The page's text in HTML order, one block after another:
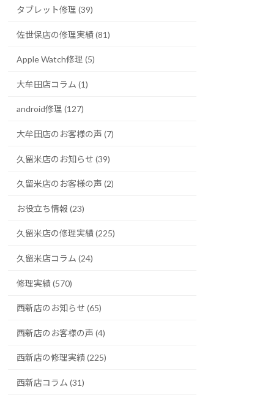
タブレット修理 (39)
佐世保店の修理実績 (81)
Apple Watch修理 (5)
大牟田店コラム (1)
android修理 (127)
大牟田店のお客様の声 (7)
久留米店のお知らせ (39)
久留米店のお客様の声 (2)
お役立ち情報 (23)
久留米店の修理実績 (225)
久留米店コラム (24)
修理実績 (570)
西新店のお知らせ (65)
西新店のお客様の声 (4)
西新店の修理実績 (225)
西新店コラム (31)